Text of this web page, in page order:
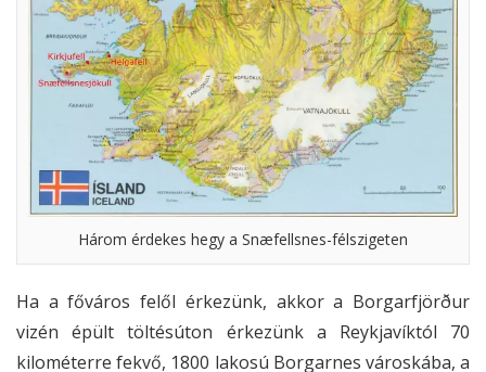
Három érdekes hegy a Snæfellsnes-félszigeten
Ha a főváros felől érkezünk, akkor a Borgarfjörður
vizén épült töltésúton érkezünk a Reykjavíktól 70
kilométerre fekvő, 1800 lakosú Borgarnes városkába, a